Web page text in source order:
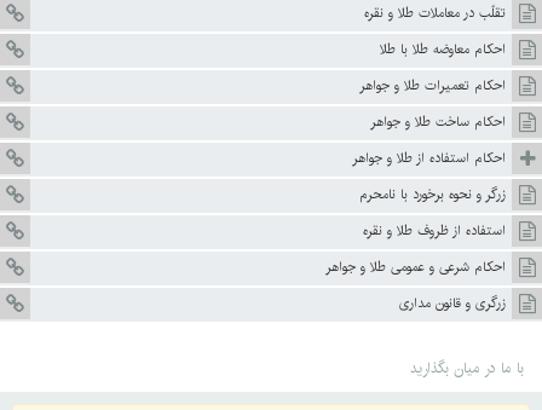
تقلّب در معاملات طلا و نقره
احکام معاوضه طلا با طلا
احکام تعمیرات طلا و جواهر
احکام ساخت طلا و جواهر
احکام استفاده از طلا و جواهر
زرگر و نحوه برخورد با نامحرم
استفاده از ظروف طلا و نقره
احکام شرعی و عمومی طلا و جواهر
زرگری و قانون مداری
با ما در میان بگذارید